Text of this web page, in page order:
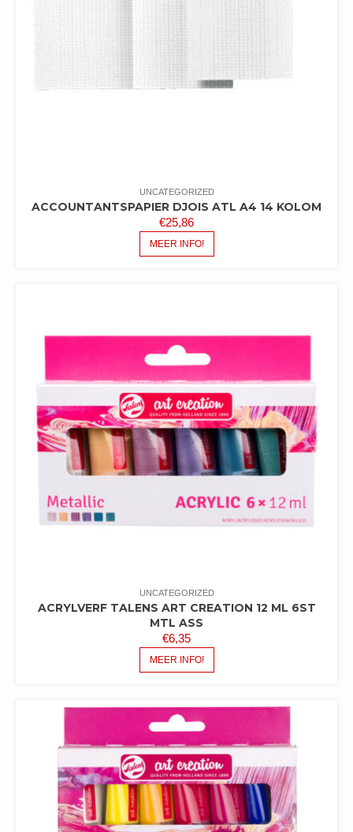
UNCATEGORIZED
ACCOUNTANTSPAPIER DJOIS ATL A4 14 KOLOM
€25,86
MEER INFO!
UNCATEGORIZED
ACRYLVERF TALENS ART CREATION 12 ML 6ST
MTL ASS
€6,35
MEER INFO!